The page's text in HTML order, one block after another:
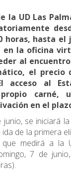
la UD Las
horas, hasta el
en la oficina
al
el precio
acceso al
carné,
en el
junio, se iniciará
de la primera
medirá a la
7 de